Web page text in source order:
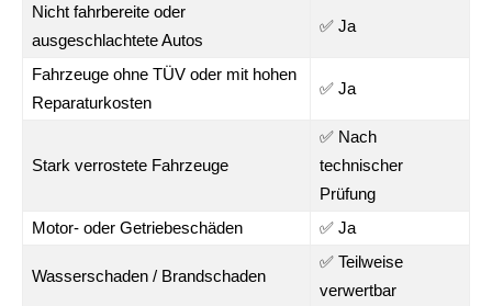
Nicht fahrbereite oder
ausgeschlachtete Autos
✅ Ja
Fahrzeuge ohne TÜV oder mit hohen
Reparaturkosten
✅ Ja
Stark verrostete Fahrzeuge
✅ Nach
technischer
Prüfung
Motor- oder Getriebeschäden
✅ Ja
Wasserschaden / Brandschaden
✅ Teilweise
verwertbar